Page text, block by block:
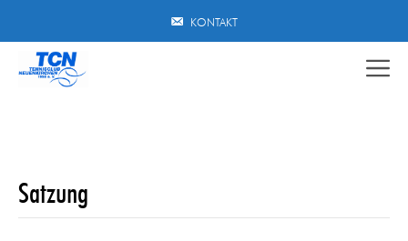
springen
KONTAKT
Satzung